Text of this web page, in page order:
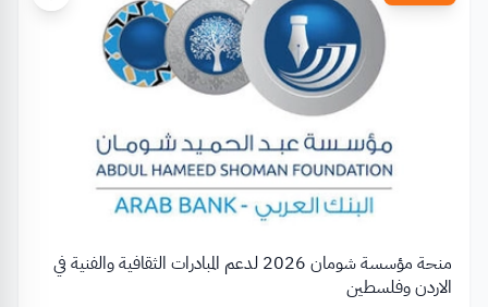
منحة مؤسسة شومان 2026 لدعم المبادرات الثقافية والفنية في
الاردن وفلسطين